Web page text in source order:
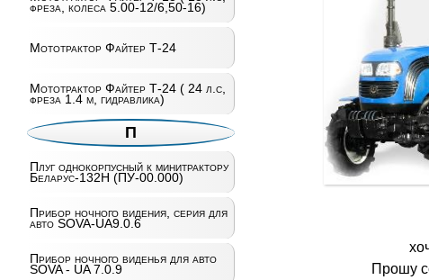
фреза, колеса 5.00-12/6,50-16)
Мототрактор Файтер Т-24
Мототрактор Файтер Т-24 ( 24 л.с,
фреза 1.4 м, гидравлика)
П
Плуг однокорпусный к минитрактору
Беларус-132Н (ПУ-00.000)
Прибор ночного видения, серия для
авто SOVA-UA9.0.6
Прибор ночного виденья для авто
SOVA - UA 7.0.9
Прошу